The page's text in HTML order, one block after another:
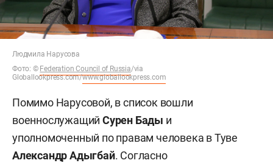
Людмила Нарусова
Фото: © Federation Council of Russia/via
Globallookpress.com/www.globallookpress.com
Помимо Нарусовой, в список вошли
военнослужащийСурен Бады и
уполномоченный по правам человека в Туве
Александр Адыгбай. Согласно